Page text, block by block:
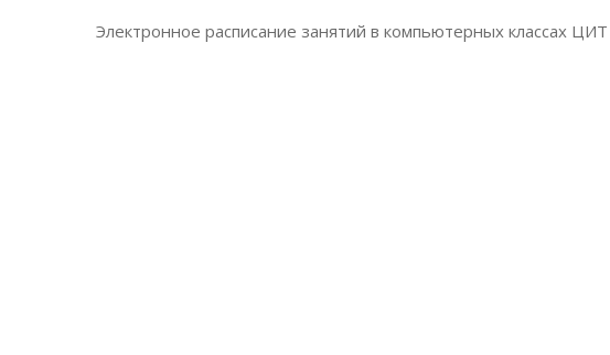
Электронное расписание занятий в компьютерных классах ЦИТ